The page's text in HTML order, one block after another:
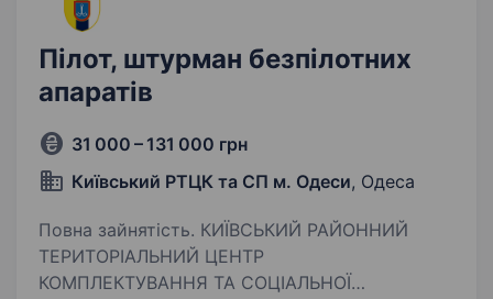
Пілот, штурман безпілотних
апаратів
31 000 – 131 000 грн
Київський РТЦК та СП м. Одеси, Одеса
Повна зайнятість. КИЇВСЬКИЙ РАЙОННИЙ
ТЕРИТОРІАЛЬНИЙ ЦЕНТР
КОМПЛЕКТУВАННЯ ТА СОЦІАЛЬНОЇ